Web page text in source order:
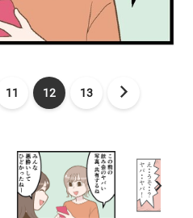
11 12 13